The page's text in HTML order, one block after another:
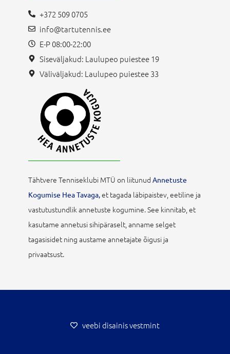
+372 509 0705
info@tartutennis.ee
E-P 08:00-22:00
Siseväljakud: Laulupeo puiestee 19
Väliväljakud: Laulupeo puiestee 33
Tähtvere Tenniseklubi MTÜ on liitunud Annetuste
Kogumise Hea Tavaga,et tagada läbipaistev, eetiline ja
vastutustundlik annetuste kogumine. See kinnitab, et
kasutame annetusi sihipäraselt, anname selget
tagasisidet ning austame annetajate õigusi ja
privaatsust.
veebi disainis vestmint